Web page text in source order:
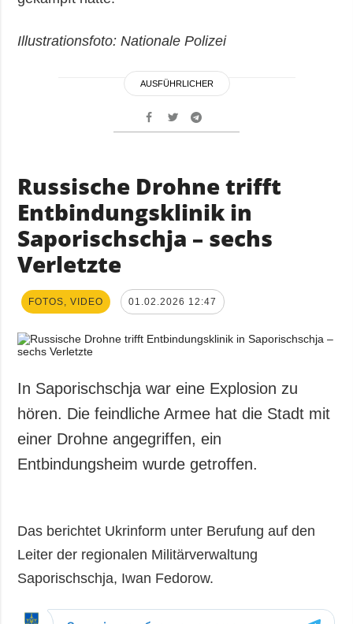
Illustrationsfoto: Nationale Polizei
AUSFÜHRLICHER
Russische Drohne trifft
Entbindungsklinik in
Saporischschja – sechs
Verletzte
FOTOS, VIDEO 01.02.2026 12:47
In Saporischschja war eine Explosion zu
hören. Die feindliche Armee hat die Stadt mit
einer Drohne angegriffen, ein
Entbindungsheim wurde getroffen.
Das berichtet Ukrinform unter Berufung auf den
Leiter der regionalen Militärverwaltung
Saporischschja, Iwan Fedorow.